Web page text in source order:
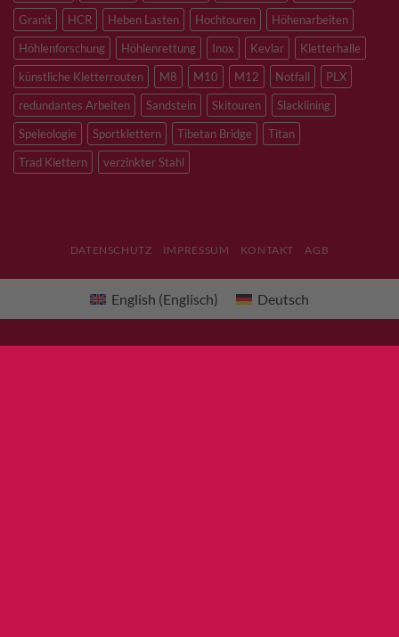
Granit
HCR Heben Lasten Hochtouren
Höhenarbeiten
Höhlenforschung
Höhlenrettung Inox Kevlar
Kletterhalle
künstliche Kletterrouten
M8 M10 M12 Notfall
PLX
redundantes Arbeiten
Sandstein Skitouren
Slacklining
Speleologie
Sportklettern Tibetan Bridge
Titan
Trad Klettern
verzinkter Stahl
DATENSCHUTZ IMPRESSUM KONTAKT AGB
English (Englisch) Deutsch